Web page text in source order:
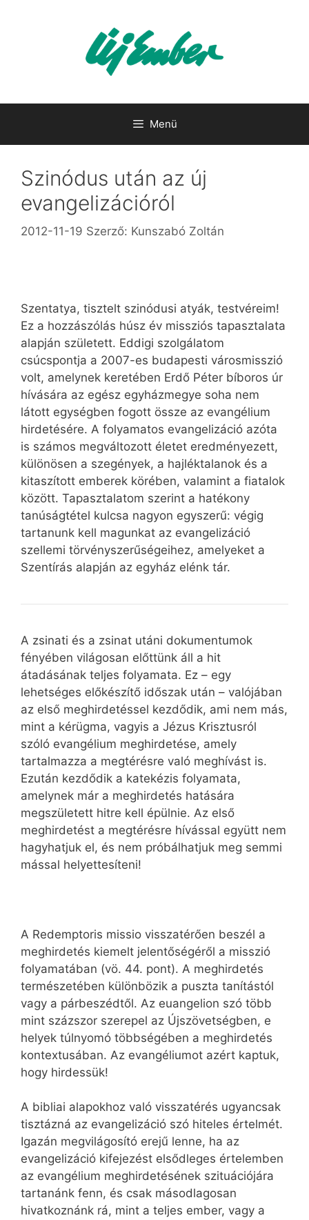
Menü
Szinódus után az új
evangelizációról
2012-11-19 Szerző: Kunszabó Zoltán
Szentatya, tisztelt szinódusi atyák, testvéreim!
Ez a hozzászólás húsz év missziós tapasztalata
alapján született. Eddigi szolgálatom
csúcspontja a 2007-es budapesti városmisszió
volt, amelynek keretében Erdő Péter bíboros úr
hívására az egész egyházmegye soha nem
látott egységben fogott össze az evangélium
hirdetésére. A folyamatos evangelizáció azóta
is számos megváltozott életet eredményezett,
különösen a szegények, a hajléktalanok és a
kitaszított emberek körében, valamint a fiatalok
között. Tapasztalatom szerint a hatékony
tanúságtétel kulcsa nagyon egyszerű: végig
tartanunk kell magunkat az evangelizáció
szellemi törvényszerűségeihez, amelyeket a
Szentírás alapján az egyház elénk tár.
A zsinati és a zsinat utáni dokumentumok
fényében világosan előttünk áll a hit
átadásának teljes folyamata. Ez – egy
lehetséges előkészítő időszak után – valójában
az első meghirdetéssel kezdődik, ami nem más,
mint a kérügma, vagyis a Jézus Krisztusról
szóló evangélium meghirdetése, amely
tartalmazza a megtérésre való meghívást is.
Ezután kezdődik a katekézis folyamata,
amelynek már a meghirdetés hatására
megszületett hitre kell épülnie. Az első
meghirdetést a megtérésre hívással együtt nem
hagyhatjuk el, és nem próbálhatjuk meg semmi
mással helyettesíteni!
A Redemptoris missio visszatérően beszél a
meghirdetés kiemelt jelentőségéről a misszió
folyamatában (vö. 44. pont). A meghirdetés
természetében különbözik a puszta tanítástól
vagy a párbeszédtől. Az euangelion szó több
mint százszor szerepel az Újszövetségben, e
helyek túlnyomó többségében a meghirdetés
kontextusában. Az evangéliumot azért kaptuk,
hogy hirdessük!
A bibliai alapokhoz való visszatérés ugyancsak
tisztázná az evangelizáció szó hiteles értelmét.
Igazán megvilágosító erejű lenne, ha az
evangelizáció kifejezést elsődleges értelemben
az evangélium meghirdetésének szituációjára
tartanánk fenn, és csak másodlagosan
hivatkoznánk rá, mint a teljes ember, vagy a